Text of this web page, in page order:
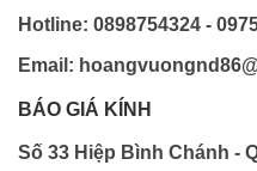
Hotline: 0898754324 -
Email:
BÁO GIÁ KÍNH
Số 33 Hiệp Bình Chánh -